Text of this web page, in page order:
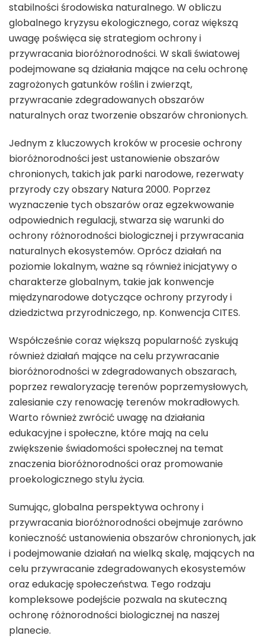
stabilności środowiska naturalnego. W obliczu
globalnego kryzysu ekologicznego, coraz większą
uwagę poświęca się strategiom ochrony i
przywracania bioróżnorodności. W skali światowej
podejmowane są działania mające na celu ochronę
zagrożonych gatunków roślin i zwierząt,
przywracanie zdegradowanych obszarów
naturalnych oraz tworzenie obszarów chronionych.
Jednym z kluczowych kroków w procesie ochrony
bioróżnorodności jest ustanowienie obszarów
chronionych, takich jak parki narodowe, rezerwaty
przyrody czy obszary Natura 2000. Poprzez
wyznaczenie tych obszarów oraz egzekwowanie
odpowiednich regulacji, stwarza się warunki do
ochrony różnorodności biologicznej i przywracania
naturalnych ekosystemów. Oprócz działań na
poziomie lokalnym, ważne są również inicjatywy o
charakterze globalnym, takie jak konwencje
międzynarodowe dotyczące ochrony przyrody i
dziedzictwa przyrodniczego, np. Konwencja CITES.
Współcześnie coraz większą popularność zyskują
również działań mające na celu przywracanie
bioróżnorodności w zdegradowanych obszarach,
poprzez rewaloryzację terenów poprzemysłowych,
zalesianie czy renowację terenów mokradłowych.
Warto również zwrócić uwagę na działania
edukacyjne i społeczne, które mają na celu
zwiększenie świadomości społecznej na temat
znaczenia bioróżnorodności oraz promowanie
proekologicznego stylu życia.
Sumując, globalna perspektywa ochrony i
przywracania bioróżnorodności obejmuje zarówno
konieczność ustanowienia obszarów chronionych, jak
i podejmowanie działań na wielką skalę, mających na
celu przywracanie zdegradowanych ekosystemów
oraz edukację społeczeństwa. Tego rodzaju
kompleksowe podejście pozwala na skuteczną
ochronę różnorodności biologicznej na naszej
planecie.